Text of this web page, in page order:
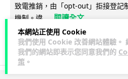
本網站正使用 Cookie
我們使用 Cookie 改善網站體驗。
我們的網站即表示您同意我們的
策 。
致電推銷，由「opt-out」拒接登記
機制。違... 閱讀全文
337 26 ↗ 分享